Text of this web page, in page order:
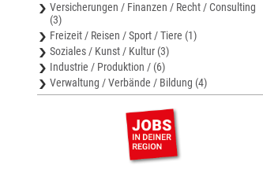
Versicherungen / Finanzen / Recht / Consulting
(3)
Freizeit / Reisen / Sport / Tiere (1)
Soziales / Kunst / Kultur (3)
Industrie / Produktion / (6)
Verwaltung / Verbände / Bildung (4)